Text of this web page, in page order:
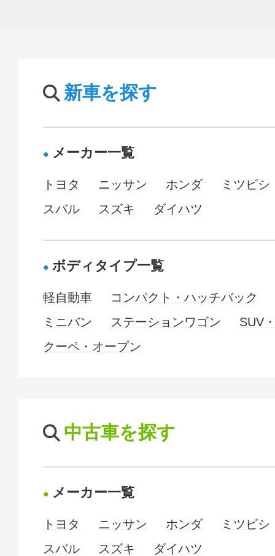
新車を探す
メーカー一覧
トヨタ ニッサン ホンダ
ミツビシ
スバル
スズキ ダイハツ
ボディタイプ一覧
軽自動車
コンパクト・ハッチバック
ミニバン
ステーションワゴン
SUV
クーペ・オープン
中古車を探す
メーカー一覧
トヨタ ニッサン ホンダ
ミツビシ
スバル
スズキ ダイハツ